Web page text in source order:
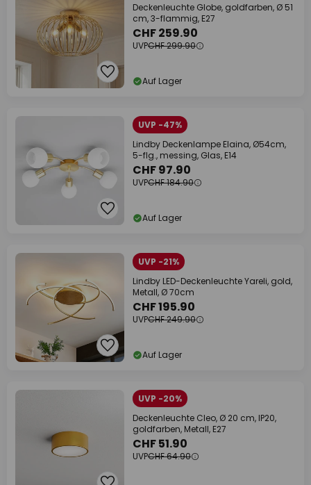
Deckenleuchte Globe, goldfarben, Ø 51
cm, 3-flammig, E27
CHF 259.90
UVPCHF 299.90
Auf Lager
UVP -47%
Lindby Deckenlampe Elaina, Ø54cm,
5-flg., messing, Glas, E14
CHF 97.90
UVPCHF 184.90
Auf Lager
UVP -21%
Lindby LED-Deckenleuchte Yareli, gold,
Metall, Ø 70cm
CHF 195.90
UVPCHF 249.90
Auf Lager
UVP -20%
Deckenleuchte Cleo, Ø 20 cm, IP20,
goldfarben, Metall, E27
CHF 51.90
UVPCHF 64.90